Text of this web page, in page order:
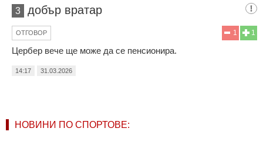
3 добър вратар
1
1
ОТГОВОР
Цербер вече ще може да се пенсионира.
14:17 31.03.2026
НОВИНИ ПО СПОРТОВЕ: